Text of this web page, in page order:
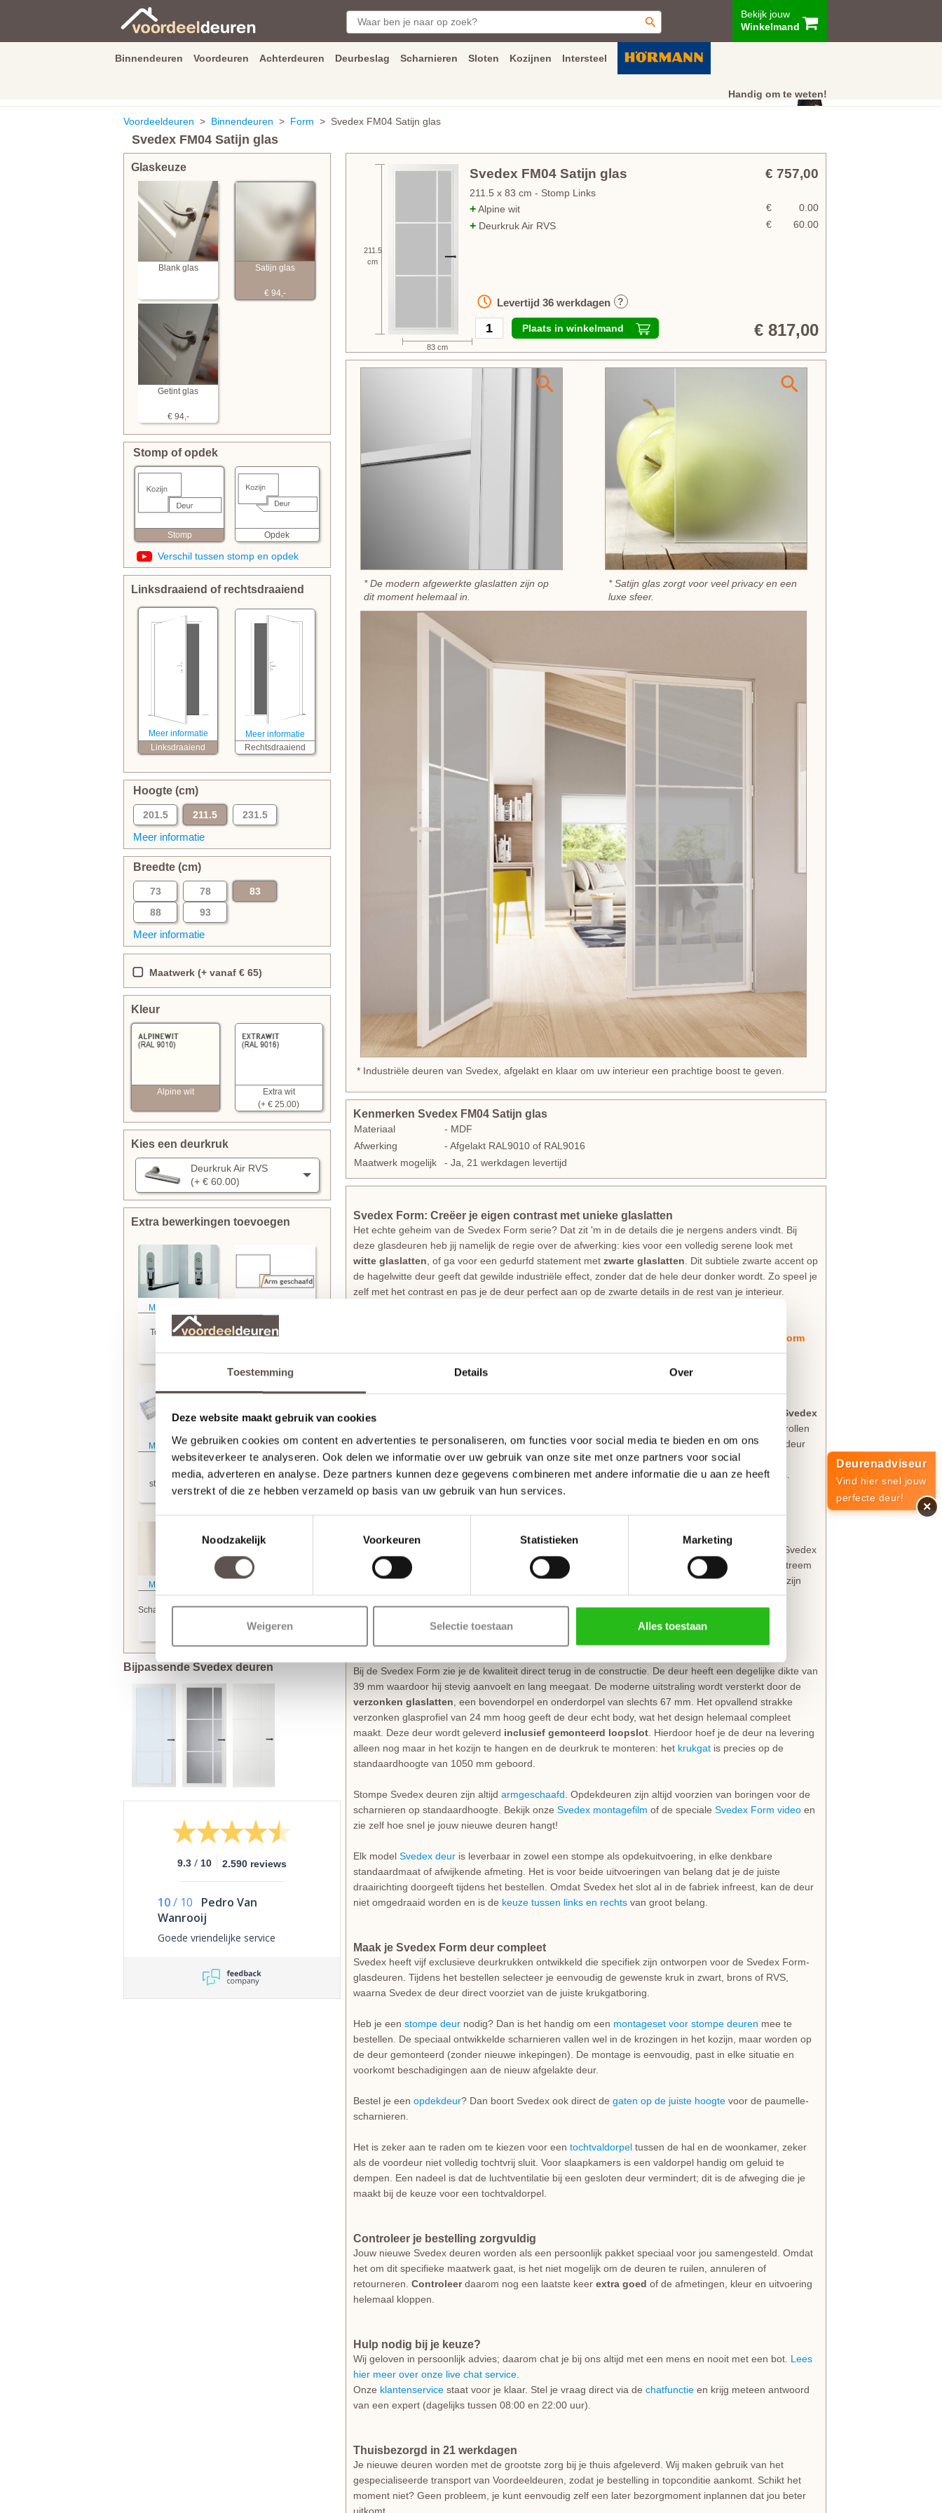
Toestemming Details Over
Deze website maakt gebruik van cookies
We gebruiken cookies om content en advertenties te personaliseren, om functies voor social media te bieden en om ons
websiteverkeer te analyseren. Ook delen we informatie over uw gebruik van onze site met onze partners voor social
media, adverteren en analyse. Deze partners kunnen deze gegevens combineren met andere informatie die u aan ze heeft
verstrekt of die ze hebben verzameld op basis van uw gebruik van hun services.
Toestemmingsselectie
Noodzakelijk
Voorkeuren Statistieken Marketing
Weigeren Selectie toestaan Alles toestaan
Bekijk jouw
Winkelmand
Binnendeuren Voordeuren Achterdeuren Deurbeslag Scharnieren Sloten Kozijnen Intersteel
Handig om te weten!
Klantenservice
Voordeeldeuren > Binnendeuren > Form > Svedex FM04 Satijn glas
Svedex FM04 Satijn glas
Glaskeuze
Blank glas Satijn glas
€ 94,-
Getint glas
€ 94,-
Stomp of opdek
Stomp Opdek
Verschil tussen stomp en opdek
Linksdraaiend of rechtsdraaiend
Meer informatie
Linksdraaiend
Meer informatie
Rechtsdraaiend
Hoogte (cm)
201.5 211.5
231.5
Meer informatie
Breedte (cm)
73 78
83
88
93
Meer informatie
Maatwerk (+ vanaf € 65)
Kleur
Alpine wit
Extra wit
(+ € 25.00)
Kies een deurkruk
Deurkruk Air RVS
(+ € 60.00)
Extra bewerkingen toevoegen
Meer informatie
Svedex
Tochtvaldorpel
Armschaven
Meer informatie
Montageset
RVS voor
stompe deuren
(+ € 27.50)
Meer informatie
Montageset
Zwart voor
(+ € 27.50)
Meer informatie
Svedex
Scharnierinkrozingen
Bijpassende Svedex deuren
9.3 / 10 2.590 reviews
10/ 10
Pedro Van
Wanrooij
Goede vriendelijke service
211.5
cm
Svedex FM04 Satijn glas € 757,00
211.5 x 83 cm - Stomp Links
+Alpine wit 0.00
€
+Deurkruk Air RVS 60.00
€
Plaats in winkelmand
Levertijd 36werkdagen ?
€ 817,00
83 cm
* De modern afgewerkte glaslatten zijn op
dit moment helemaal in.
* Satijn glas zorgt voor veel privacy en een
luxe sfeer.
* Industriële deuren van Svedex, afgelakt en klaar om uw interieur een prachtige boost te geven.
Kenmerken Svedex FM04 Satijn glas
Materiaal
- MDF
Afwerking
- Afgelakt RAL9010 of RAL9016
Maatwerk mogelijk
- Ja, 21 werkdagen levertijd
Svedex Form: Creëer je eigen contrast met unieke glaslatten
Het echte geheim van de Svedex Form serie? Dat zit 'm in de details die je nergens anders vindt. Bij
deze glasdeuren heb jij namelijk de regie over de afwerking: kies voor een volledig serene look met
witte glaslatten , of ga voor een gedurfd statement met zwarte glaslatten . Dit subtiele zwarte accent op
de hagelwitte deur geeft dat gewilde industriële effect, zonder dat de hele deur donker wordt. Zo speel je
zelf met het contrast en pas je de deur perfect aan op de zwarte details in de rest van je interieur.
Svedex Form
AE54 freeslijndeurin ruimtes waar je liever even de deur écht dichtdoet voor optimale privacy.
Waarom zou je voor een gewone deur gaan als je kunt kiezen voor maatwerk uit eigen land? De
Svedex
laat zien dat een slim ontwerp en een mooi uiterlijk perfect samenwerken. Bij Svedex rollen
de deuren niet simpelweg van de lopende band; jouw bestelling is het uitgangspunt. Elke Svedex deur
wordt met de grootste zorgop maat gemaakt, precies zoals jij het wilt. Je kiest hiermee voor een
bijzondere manier van wonen, waarbij je binnendeur precies past bij de eisen van jouw droomhuis.
Ontdek hier allemodellen en kleurenuit deSvedex Form-serie
Svedex Superlak: Een deur die tegen een stootje kan
Je wilt natuurlijk dat je deuren er over tien jaar nog steeds als nieuw uitzien. Daarom worden alle Svedex
Form deuren
in de fabriek al volledig afgelakt met de speciale Svedex Superlak
. Deze lak is extreem
sterk en krasbestendig
, wat ideaal is voor een druk huishouden. Bovendien hoef je niet bang te zijn
voor verkleuring; de lak is kleurvast en behoudt zijn frisse uitstraling. Svedex is zo zeker van deze
kwaliteit dat je standaard 10 jaar garantie op de laklaag krijgt.
Bij de Svedex Form zie je de kwaliteit direct terug in de constructie. De deur heeft een degelijke dikte van
39 mm waardoor hij stevig aanvoelt en lang meegaat. De moderne uitstraling wordt versterkt door de
verzonken glaslatten , een bovendorpel en onderdorpel van slechts 67 mm. Het opvallend strakke
verzonken glasprofiel van 24 mm hoog geeft de deur echt body, wat het design helemaal compleet
maakt. Deze deur wordt geleverd inclusief gemonteerd loopslot . Hierdoor hoef je de deur na levering
alleen nog maar in het kozijn te hangen en de deurkruk te monteren: het krukgat is precies op de
standaardhoogte van 1050 mm geboord.
Stompe Svedex deuren zijn altijd armgeschaafd . Opdekdeuren zijn altijd voorzien van boringen voor de
scharnieren op standaardhoogte. Bekijk onze Svedex montagefilm of de speciale Svedex Form video en
zie zelf hoe snel je jouw nieuwe deuren hangt!
Elk model Svedex deur is leverbaar in zowel een stompe als opdekuitvoering, in elke denkbare
standaardmaat of afwijkende afmeting. Het is voor beide uitvoeringen van belang dat je de juiste
draairichting doorgeeft tijdens het bestellen. Omdat Svedex het slot al in de fabriek infreest, kan de deur
niet omgedraaid worden en is de keuze tussen links en rechts van groot belang.
Maak je Svedex Form deur compleet
Svedex heeft vijf exclusieve deurkrukken ontwikkeld die specifiek zijn ontworpen voor de Svedex Form-
glasdeuren. Tijdens het bestellen selecteer je eenvoudig de gewenste kruk in zwart, brons of RVS,
waarna Svedex de deur direct voorziet van de juiste krukgatboring.
Heb je een stompe deur nodig? Dan is het handig om een montageset voor stompe deuren mee te
bestellen. De speciaal ontwikkelde scharnieren vallen wel in de krozingen in het kozijn, maar worden op
de deur gemonteerd (zonder nieuwe inkepingen). De montage is eenvoudig, past in elke situatie en
voorkomt beschadigingen aan de nieuw afgelakte deur.
Bestel je een opdekdeur? Dan boort Svedex ook direct de gaten op de juiste hoogte voor de paumelle-
scharnieren.
Het is zeker aan te raden om te kiezen voor een tochtvaldorpel tussen de hal en de woonkamer, zeker
als de voordeur niet volledig tochtvrij sluit. Voor slaapkamers is een valdorpel handig om geluid te
dempen. Een nadeel is dat de luchtventilatie bij een gesloten deur vermindert; dit is de afweging die je
maakt bij de keuze voor een tochtvaldorpel.
Controleer je bestelling zorgvuldig
Jouw nieuwe Svedex deuren worden als een persoonlijk pakket speciaal voor jou samengesteld. Omdat
het om dit specifieke maatwerk gaat, is het niet mogelijk om de deuren te ruilen, annuleren of
retourneren. Controleerdaarom nog een laatste keer extra goed of de afmetingen, kleur en uitvoering
helemaal kloppen.
Hulp nodig bij je keuze?
Wij geloven in persoonlijk advies; daarom chat je bij ons altijd met een mens en nooit met een bot. Lees
hier meer over onze live chat service
Onze klantenservice staat voor je klaar. Stel je vraag direct via de chatfunctie en krijg meteen antwoord
van een expert (dagelijks tussen 08:00 en 22:00 uur).
Thuisbezorgd in 21 werkdagen
Je nieuwe deuren worden met de grootste zorg bij je thuis afgeleverd. Wij maken gebruik van het
gespecialiseerde transport van Voordeeldeuren, zodat je bestelling in topconditie aankomt. Schikt het
moment niet? Geen probleem, je kunt eenvoudig zelf een later bezorgmoment inplannen dat jou beter
Deurenadviseur
Vind hier snel jouw
perfecte deur!
×